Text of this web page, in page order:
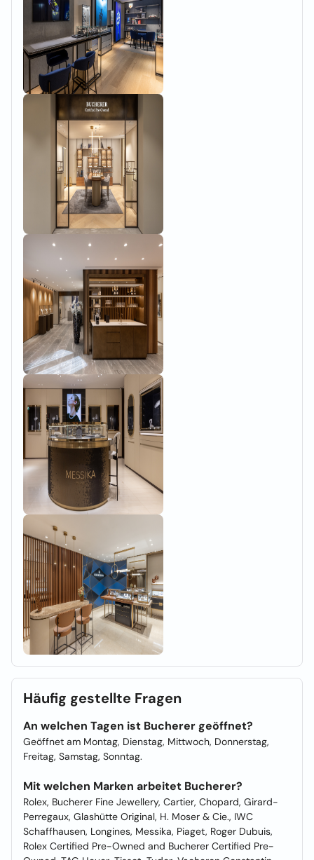
Häufig gestellte Fragen
An welchen Tagen ist Bucherer geöffnet?
Geöffnet am Montag, Dienstag, Mittwoch, Donnerstag,
Freitag, Samstag, Sonntag.
Mit welchen Marken arbeitet Bucherer?
Rolex, Bucherer Fine Jewellery, Cartier, Chopard, Girard-
Perregaux, Glashütte Original, H. Moser & Cie., IWC
Schaffhausen, Longines, Messika, Piaget, Roger Dubuis,
Rolex Certified Pre-Owned and Bucherer Certified Pre-